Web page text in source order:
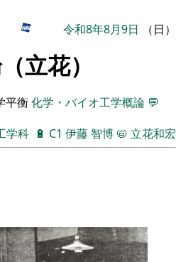
令和8年8月9日 （日）
立花）
平衡化学・バイオ工学概論 💬
学科 🔋 C1 伊藤 智博 📛 立花和宏